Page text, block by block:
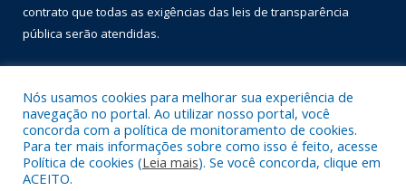
contrato que todas as exigências das leis de transparência
pública serão atendidas.
Todos os direitos reservados a Prefeitura Municipal de Óbidos.
Nós usamos cookies para melhorar sua experiência de
navegação no portal. Ao utilizar nosso portal, você
concorda com a política de monitoramento de cookies.
Para ter mais informações sobre como isso é feito, acesse
Política de cookies (Leia mais). Se você concorda, clique em
ACEITO.